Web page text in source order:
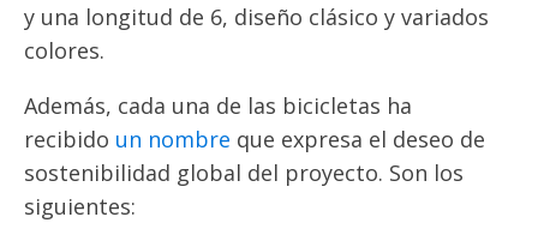
y una longitud de 6, diseño clásico y variados
colores.
Además, cada una de las bicicletas ha
recibido un nombre que expresa el deseo de
sostenibilidad global del proyecto. Son los
siguientes: